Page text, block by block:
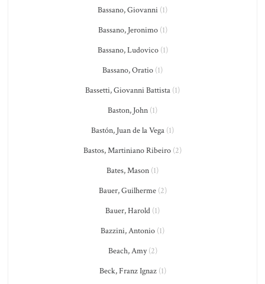
Bassano, Giovanni (1)
Bassano, Jeronimo(1)
Bassano, Ludovico(1)
Bassano, Oratio (1)
Bassetti, Giovanni Battista (1)
Baston, John (1)
Bastón, Juan de la Vega (1)
Bastos, Martiniano Ribeiro (2)
Bates, Mason (1)
Bauer, Guilherme(2)
Bauer, Harold (1)
Bazzini, Antonio (1)
Beach, Amy(2)
Beck, Franz Ignaz(1)